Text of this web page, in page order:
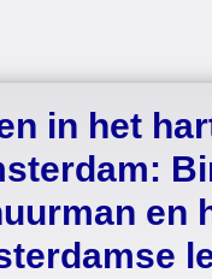
in het
en